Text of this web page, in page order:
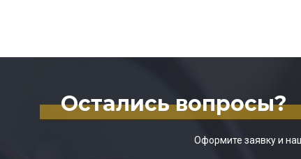
Остались вопросы?
Оформите заявку и